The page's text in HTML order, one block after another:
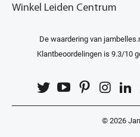
Winkel Leiden Centrum
De waardering van
Klantbeoordelingen is 9.3/10
© 2026